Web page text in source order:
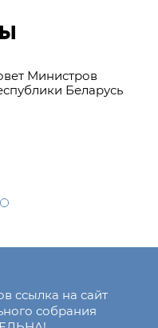
Министров
Беларусь
ссылка на сайт
собрания